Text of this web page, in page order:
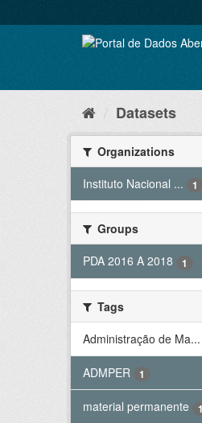
to
Datasets
Organizations
Instituto Nacional ...
1
Groups
PDA 2016 A 2018
1
Tags
Administração de Ma...
ADMPER 1
material permanente 1